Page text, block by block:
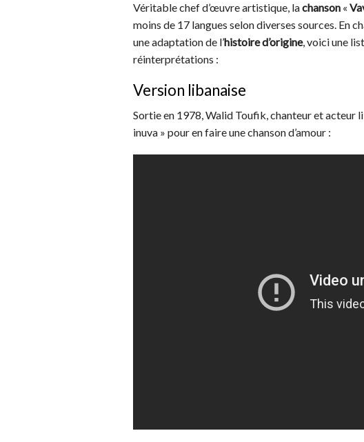
Véritable chef d’œuvre artistique, lachanson «
moins de 17 langues selon diverses sources. En
une adaptation de l’histoire d’origine, voici une
réinterprétations :
Version libanaise
Sortie en 1978, Walid Toufik, chanteur et acteur
inuva » pour en faire une chanson d’amour :